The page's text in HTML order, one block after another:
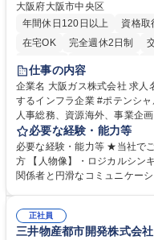
大阪府大阪市中央区
年間休日120日以上
資格取
在宅OK
完全週休2日制
服装自由
第二新卒歓迎
仕事の内容
企業名 大阪ガス株式会社 求人名 【第二新卒】事務系総合職 #関西を代表
するインフラ企業 #ポテンシャル採用 仕事の内容 事務系総
人事総務、資源海外、事業企
す。 【業務内容の一例】■所
務 ■営業部門の企画スタッフ、ルート営業 【キャリ
ポジションで一定期間ご活躍
鑑みてジョブローテーション
表するインフラ企業 #ポテンシ
必要な経験・能力等
必要な経験・能力等 ★当社で
方 【人物像】・ロジカルシン
関係者と円滑なコミュニケーションを図れる
72.html ■エネルギーセキュリ
甚大化など、これまで以上に
正社員
三井物産都市開発株式会社